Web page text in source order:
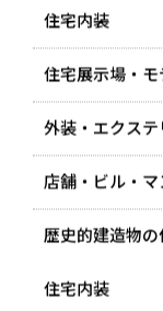
住宅内装
住宅展示場・モ
外装・エクステ
店舗・ビル・
歴史的建造物の
住宅内装